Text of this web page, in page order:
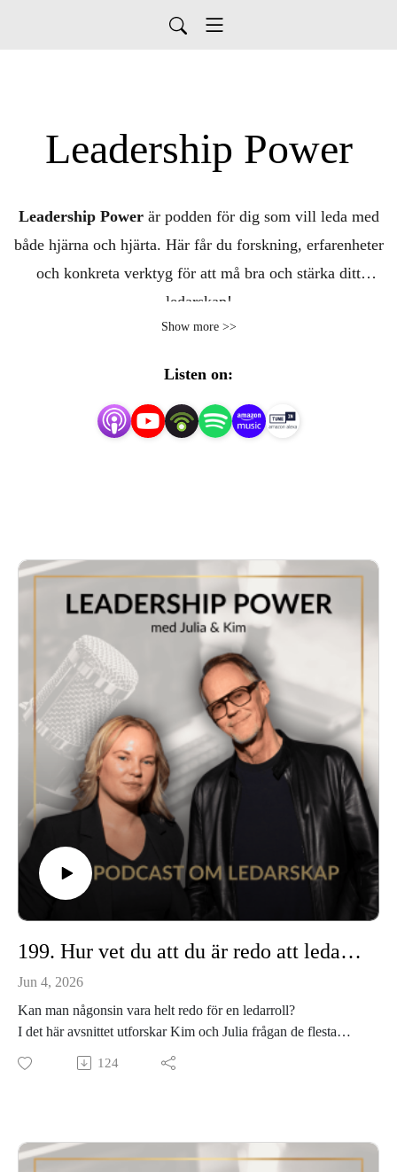
Leadership Power
Leadership Powerär podden för dig som vill leda med
både hjärna och hjärta. Här får du forskning, erfarenheter
och konkreta verktyg för att må bra och stärka ditt
ledarskap!
Show more >>
Listen on:
199. Hur vet du att du är redo att leda andra?
Jun 4, 2026
Kan man någonsin vara helt redo för en ledarroll?
I det här avsnittet utforskar Kim och Julia frågan de flesta
aldrig ställer sig innan de kliver in i en ledarroll.
Vi pratar om skillnaden mellan att överskatta och underskatta
känner som funderar på att ta steget in i ledarskapet.
124